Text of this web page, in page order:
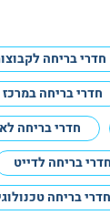
חדרי בריחה
חדרי בריחה במרכז
חדרי בריחה
חדרי בריחה לדייט
חדרי בריחה